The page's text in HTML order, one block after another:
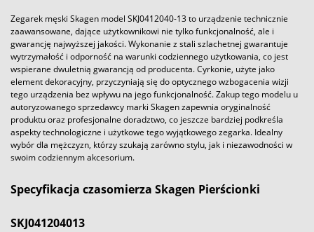
Zegarek męski Skagen model SKJ0412040-13 to urządzenie technicznie
zaawansowane, dające użytkownikowi nie tylko funkcjonalność, ale i
gwarancję najwyższej jakości. Wykonanie z stali szlachetnej gwarantuje
wytrzymałość i odporność na warunki codziennego użytkowania, co jest
wspierane dwuletnią gwarancją od producenta. Cyrkonie, użyte jako
element dekoracyjny, przyczyniają się do optycznego wzbogacenia wizji
tego urządzenia bez wpływu na jego funkcjonalność. Zakup tego modelu u
autoryzowanego sprzedawcy marki Skagen zapewnia oryginalność
produktu oraz profesjonalne doradztwo, co jeszcze bardziej podkreśla
aspekty technologiczne i użytkowe tego wyjątkowego zegarka. Idealny
wybór dla mężczyzn, którzy szukają zarówno stylu, jak i niezawodności w
swoim codziennym akcesorium.
Specyfikacja czasomierza Skagen Pierścionki
SKJ041204013